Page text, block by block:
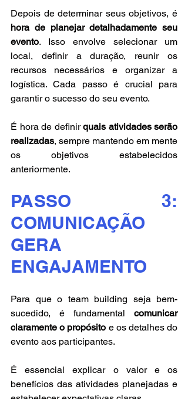
hora de planejar detalhadamente seu
evento. Isso envolve selecionar um
local, definir a duração, reunir os
recursos necessários e organizar a
logística. Cada passo é crucial para
garantir o sucesso do seu evento.
É hora de definir quais atividades serão
realizadas, sempre mantendo em mente
os objetivos estabelecidos
anteriormente.
PASSO 3:
COMUNICAÇÃO
GERA
ENGAJAMENTO
Para que o team building seja bem-
sucedido, é fundamental comunicar
claramente o propósito e os detalhes do
evento aos participantes.
É essencial explicar o valor e os
benefícios das atividades planejadas e